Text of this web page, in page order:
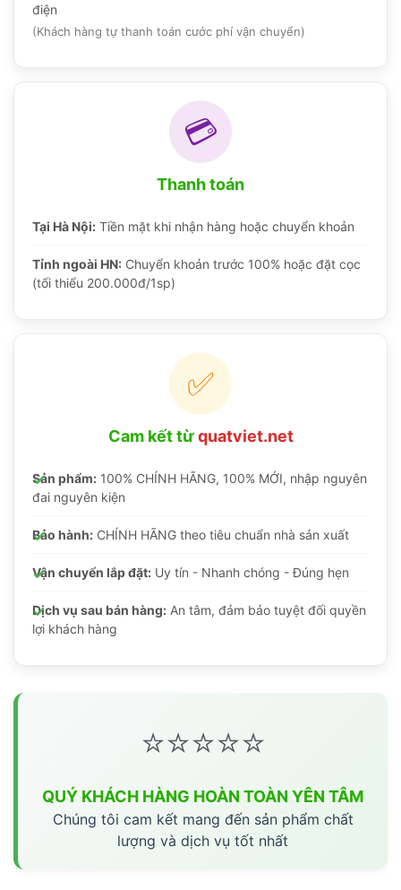
điện
(Khách hàng tự thanh toán cước phí vận chuyển)
💳
Thanh toán
Tại Hà Nội: Tiền mặt khi nhận hàng hoặc chuyển khoản
Tỉnh ngoài HN: Chuyển khoản trước 100% hoặc đặt cọc
(tối thiểu 200.000đ/1sp)
✅
Cam kết từquatviet.net
Sản phẩm: 100% CHÍNH HÃNG, 100% MỚI, nhập nguyên
đai nguyên kiện
Bảo hành: CHÍNH HÃNG theo tiêu chuẩn nhà sản xuất
Vận chuyển lắp đặt: Uy tín - Nhanh chóng - Đúng hẹn
Dịch vụ sau bán hàng: An tâm, đảm bảo tuyệt đối quyền
lợi khách hàng
⭐⭐⭐⭐⭐
QUÝ KHÁCH HÀNG HOÀN TOÀN YÊN TÂM
Chúng tôi cam kết mang đến sản phẩm chất
lượng và dịch vụ tốt nhất